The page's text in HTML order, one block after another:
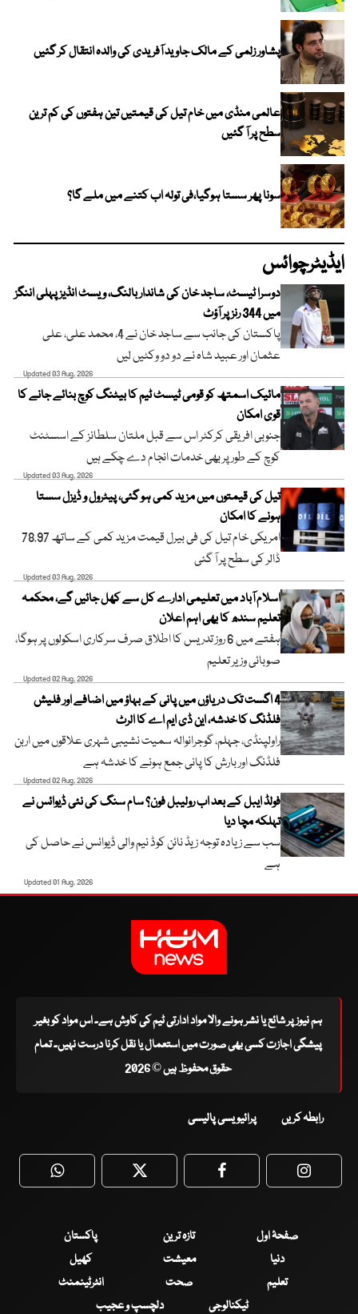
پشاور زلمی کے مالک جاوید آفریدی کی والدہ انتقال کر گئیں
عالمی منڈی میں خام تیل کی قیمتیں تین ہفتوں کی کم ترین
سطح پر آ گئیں
سونا پھر سستا ہوگیا،فی تولہ اب کتنے میں ملے گا؟
ایڈیٹرچوائس
دوسرا ٹیسٹ، ساجد خان کی شاندار بالنگ، ویسٹ انڈیز پہلی اننگز
میں 344 رنز پر آؤٹ
پاکستان کی جانب سے ساجد خان نے 4، محمد علی، علی
عثمان اور عبید شاہ نے دو دو وکٹیں لیں
Updated 03 Aug, 2026
مائیک اسمتھ کو قومی ٹیسٹ ٹیم کا بیٹنگ کوچ بنائے جانے کا
قوی امکان
جنوبی افریقی کرکٹر اس سے قبل ملتان سلطانز کے اسسٹنٹ
کوچ کے طور پر بھی خدمات انجام دے چکے ہیں
Updated 03 Aug, 2026
تیل کی قیمتوں میں مزید کمی ہو گئی، پیٹرول و ڈیزل سستا
ہونے کا امکان
امریکی خام تیل کی فی بیرل قیمت مزید کمی کے ساتھ 78.97
ڈالر کی سطح پر آ گئی
Updated 03 Aug, 2026
اسلام آباد میں تعلیمی ادارے کل سے کھل جائیں گے، محکمہ
تعلیم سندھ کا بھی اہم اعلان
ہفتے میں 6 روز تدریس کا اطلاق صرف سرکاری اسکولوں پر ہوگا،
صوبائی وزیر تعلیم
Updated 02 Aug, 2026
4 اگست تک دریاؤں میں پانی کے بہاؤ میں اضافے اور فلیش
فلڈنگ کا خدشہ، این ڈی ایم اے کا الرٹ
راولپنڈی، جہلم، گوجرانوالہ سمیت نشیبی شہری علاقوں میں اربن
فلڈنگ اور بارش کا پانی جمع ہونے کا خدشہ ہے
Updated 02 Aug, 2026
فولڈ ایبل کے بعد اب رولیبل فون؟ سام سنگ کی نئی ڈیوائس نے
تہلکہ مچا دیا
سب سے زیادہ توجہ زیڈ نائن کوڈ نیم والی ڈیوائس نے حاصل کی
ہے
Updated 01 Aug, 2026
ہم نیوز پر شائع یا نشر ہونے والا مواد ادارتی ٹیم کی کاوش ہے۔ اس مواد کو بغیر
پیشگی اجازت کسی بھی صورت میں استعمال یا نقل کرنا درست نہیں۔ تمام
حقوق محفوظ ہیں © 2026
رابطہ کریں پرائیویسی پالیسی
WhatsApp Twitter Facebook
صفحۂ اول تازہ ترین
پاکستان
دنیا
معیشت
کھیل
تعلیم
صحت
انٹرٹینمنٹ
ٹیکنالوجی
دلچسپ و عجیب